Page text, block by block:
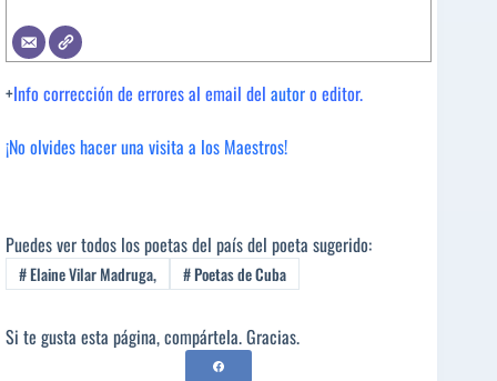
+Info corrección de errores al email del autoro editor.
¡No olvides hacer una visita a los Maestros!
Puedes ver todos los poetas del país del poeta sugerido:
#Elaine Vilar Madruga, #Poetas de Cuba
Si te gusta esta página, compártela. Gracias.